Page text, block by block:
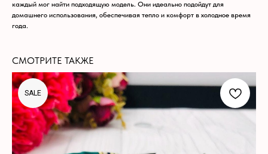
каждый мог найти подходящую модель. Они идеально подойдут для
домашнего использования, обеспечивая тепло и комфорт в холодное время
года.
СМОТРИТЕ ТАКЖЕ
SALE